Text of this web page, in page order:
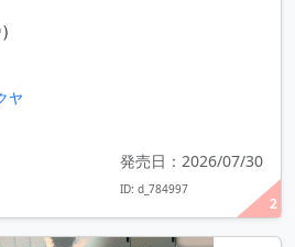
2
ヤ
発売日：2026/07/30
ID: d_784997